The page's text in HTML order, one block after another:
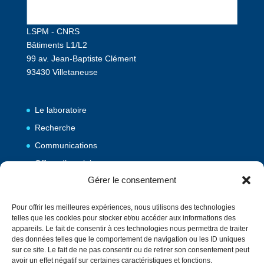
Gérer le consentement
Pour offrir les meilleures expériences, nous utilisons des technologies
telles que les cookies pour stocker et/ou accéder aux informations des
appareils. Le fait de consentir à ces technologies nous permettra de traiter
des données telles que le comportement de navigation ou les ID uniques
sur ce site. Le fait de ne pas consentir ou de retirer son consentement peut
avoir un effet négatif sur certaines caractéristiques et fonctions.
LSPM - CNRS
Bâtiments L1/L2
99 av. Jean-Baptiste Clément
93430 Villetaneuse
Le laboratoire
Recherche
Communications
Offres d’emploi
Publications
Vulgarisation
Evènements
Contact